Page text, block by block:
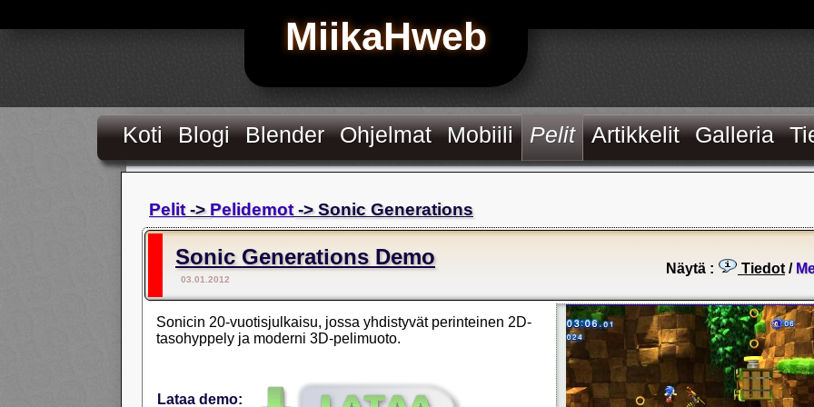
MiikaHweb
Koti Blogi Blender Ohjelmat Mobiili Pelit Artikkelit Galleria
Pelit-> Pelidemot-> Sonic Generations
Sonic Generations Demo
03.01.2012
Näytä : Tiedot /
Sonicin 20-vuotisjulkaisu, jossa yhdistyvät perinteinen 2D-
tasohyppely ja moderni 3D-pelimuoto.
Lataa demo: